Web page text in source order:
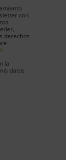
con
derechos
la
datos